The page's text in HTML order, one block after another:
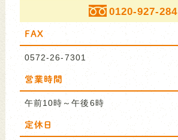
0120-927-284
FAX
0572-26-7301
営業時間
午前10時～午後6時
定休日